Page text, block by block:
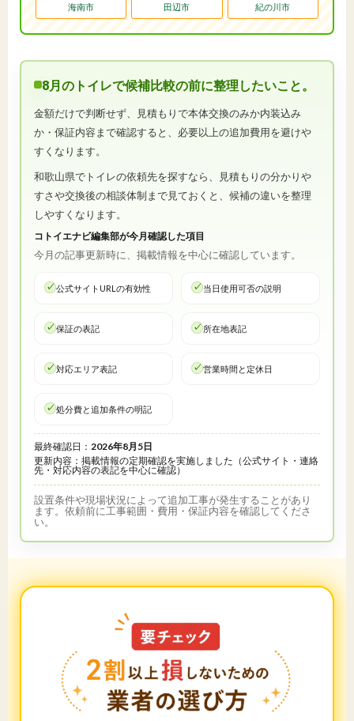
海南市 田辺市 紀の川市
8月のトイレで候補比較の前に整理したいこと。
金額だけで判断せず、見積もりで本体交換のみか内装込み
か・保証内容まで確認すると、必要以上の追加費用を避けや
すくなります。
和歌山県でトイレの依頼先を探すなら、見積もりの分かりや
すさや交換後の相談体制まで見ておくと、候補の違いを整理
しやすくなります。
コトイエナビ編集部が今月確認した項目
今月の記事更新時に、掲載情報を中心に確認しています。
公式サイトURLの有効性 当日使用可否の説明
保証の表記 所在地表記
対応エリア表記 営業時間と定休日
処分費と追加条件の明記
最終確認日： 2026年8月5日
更新内容：掲載情報の定期確認を実施しました（公式サイト・連絡
先・対応内容の表記を中心に確認）
設置条件や現場状況によって追加工事が発生することがあり
ます。依頼前に工事範囲・費用・保証内容を確認してくださ
い。